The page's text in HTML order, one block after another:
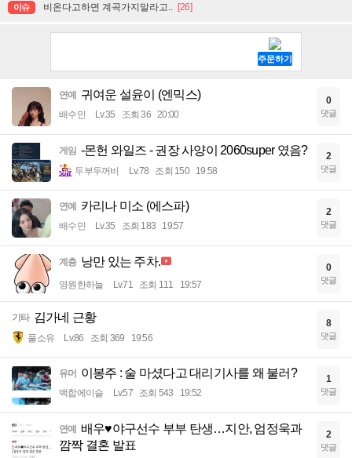
이슈 비온다고하면 계곡가지말라고.. [26]
연예 귀여운 설윤이 (엔믹스)
배수민 Lv.35 조회 36 20:00
0
댓글
게임 -몬헌 와일즈 - 권장 사양이 2060super 였음?
두부두꺼비 Lv.78 조회 150 19:58
2
댓글
연예 카리나 미소 (에스파)
배수민 Lv.35 조회 183 19:57
2
댓글
계층 낭만 있는 주차.
영원한하늘 Lv.71 조회 111 19:57
0
댓글
기타 김가네 근황
풀소유 Lv.86 조회 369 19:56
8
댓글
유머 이봉주 : 술 마셨다고 대리기사를 왜 불러?
백합에이슬 Lv.57 조회 543 19:52
1
댓글
연예
배우♥야구선수 부부 탄생…지안, 엄정욱과
깜짝 결혼 발표
2
댓글